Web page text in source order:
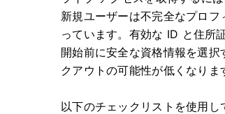
新規ユーザーは不完全なプロ
っています。有効な ID と住所
開始前に安全な資格情報を選
クアウトの可能性が低くなりま
以下のチェックリストを使用